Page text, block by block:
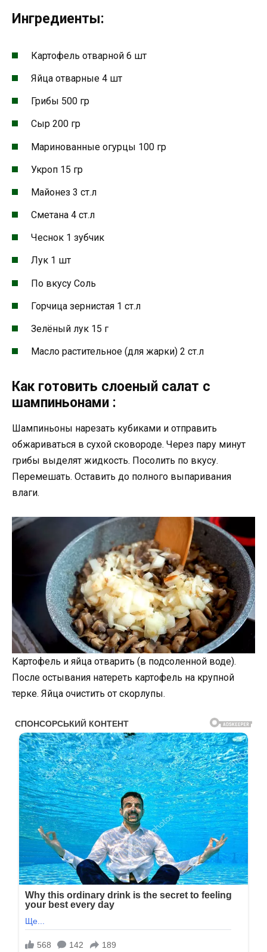
Ингредиенты:
Картофель отварной 6 шт
Яйца отварные 4 шт
Грибы 500 гр
Сыр 200 гр
Маринованные огурцы 100 гр
Укроп 15 гр
Майонез 3 ст.л
Сметана 4 ст.л
Чеснок 1 зубчик
Лук 1 шт
По вкусу Соль
Горчица зернистая 1 ст.л
Зелёный лук 15 г
Масло растительное (для жарки) 2 ст.л
Как готовить слоеный салат с
шампиньонами :
Шампиньоны нарезать кубиками и отправить
обжариваться в сухой сковороде. Через пару минут
грибы выделят жидкость. Посолить по вкусу.
Перемешать. Оставить до полного выпаривания
влаги.
Картофель и яйца отварить (в подсоленной воде).
После остывания натереть картофель на крупной
терке. Яйца очистить от скорлупы.